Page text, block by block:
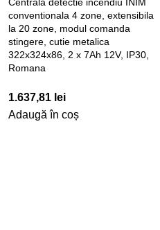
conventionala 4 zone, extensibila
la 20 zone, modul comanda
stingere, cutie metalica
322x324x86, 2 x 7Ah 12V, IP30,
Romana
1.637,81 lei
Adaugă în coș